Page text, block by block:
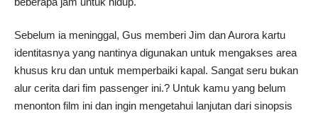
Sebelum ia meninggal, Gus memberi Jim dan Aurora kartu
identitasnya yang nantinya digunakan untuk mengakses area
khusus kru dan untuk memperbaiki kapal. Sangat seru bukan
alur cerita dari fim passenger ini.? Untuk kamu yang belum
menonton film ini dan ingin mengetahui lanjutan dari sinopsis